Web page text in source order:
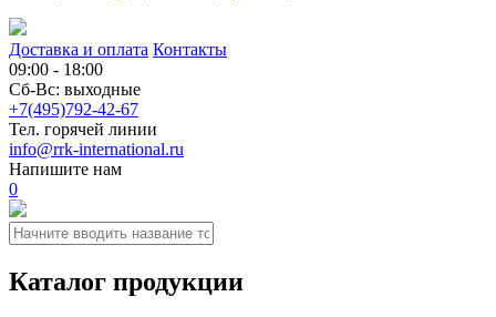
Доставка и оплата Контакты
09:00 - 18:00
Сб-Вс: выходные
+7(495)792-42-67
Тел. горячей линии
info@rrk-international.ru
Напишите нам
0
Каталог продукции